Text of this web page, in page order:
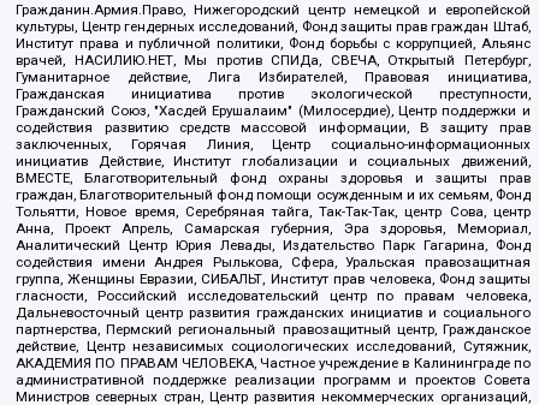
Гражданин.Армия.Право, Нижегородский центр немецкой и европейской
культуры, Центр гендерных исследований, Фонд защиты прав граждан Штаб,
Институт права и публичной политики, Фонд борьбы с коррупцией, Альянс
врачей, НАСИЛИЮ.НЕТ, Мы против СПИДа, СВЕЧА, Открытый Петербург,
Гуманитарное действие, Лига Избирателей, Правовая инициатива,
Гражданская инициатива против экологической преступности,
Гражданский Союз, "Хасдей Ерушалаим" (Милосердие), Центр поддержки и
содействия развитию средств массовой информации, В защиту прав
заключенных, Горячая Линия, Центр социально-информационных
инициатив Действие, Институт глобализации и социальных движений,
ВМЕСТЕ, Благотворительный фонд охраны здоровья и защиты прав
граждан, Благотворительный фонд помощи осужденным и их семьям, Фонд
Тольятти, Новое время, Серебряная тайга, Так-Так-Так, центр Сова, центр
Анна, Проект Апрель, Самарская губерния, Эра здоровья, Мемориал,
Аналитический Центр Юрия Левады, Издательство Парк Гагарина, Фонд
содействия имени Андрея Рылькова, Сфера, Уральская правозащитная
группа, Женщины Евразии, СИБАЛЬТ, Институт прав человека, Фонд защиты
гласности, Российский исследовательский центр по правам человека,
Дальневосточный центр развития гражданских инициатив и социального
партнерства, Пермский региональный правозащитный центр, Гражданское
действие, Центр независимых социологических исследований, Сутяжник,
АКАДЕМИЯ ПО ПРАВАМ ЧЕЛОВЕКА, Частное учреждение в Калининграде по
административной поддержке реализации программ и проектов Совета
Министров северных стран, Центр развития некоммерческих организаций,